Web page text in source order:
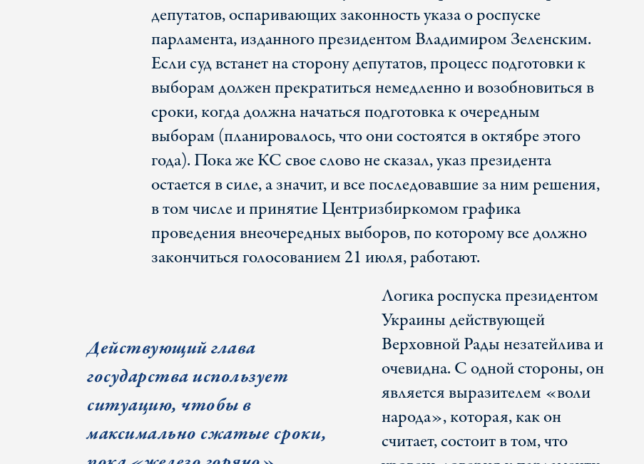
депутатов, оспаривающих законность указа о роспуске
парламента, изданного президентом Владимиром Зеленским.
Если суд встанет на сторону депутатов, процесс подготовки к
выборам должен прекратиться немедленно и возобновиться в
сроки, когда должна начаться подготовка к очередным
выборам (планировалось, что они состоятся в октябре этого
года). Пока же КС свое слово не сказал, указ президента
остается в силе, а значит, и все последовавшие за ним решения,
в том числе и принятие Центризбиркомом графика
проведения внеочередных выборов, по которому все должно
закончиться голосованием 21 июля, работают.
Действующий глава
государства использует
ситуацию, чтобы в
максимально сжатые сроки,
Логика роспуска президентом
Украины действующей
Верховной Рады незатейлива и
очевидна. С одной стороны, он
является выразителем «воли
народа», которая, как он
считает, состоит в том, что